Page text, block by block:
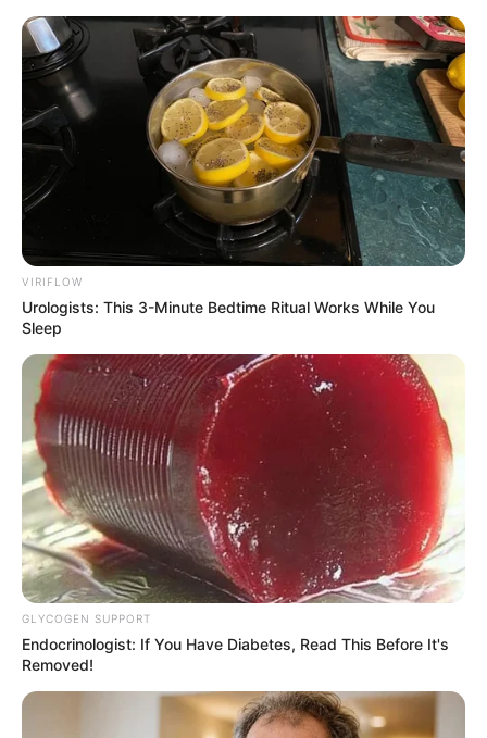
HOME
INSPIRASI
STYLE
FILM &
SERIES
NGAKAK
QUOTES
HYPE
MORE
VIRIFLOW
Urologists: This 3-Minute Bedtime Ritual Works While You
Sleep
GLYCOGEN SUPPORT
Endocrinologist: If You Have Diabetes, Read This Before It's
Removed!